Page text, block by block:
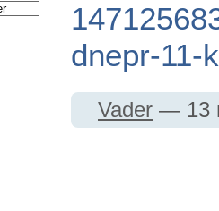
dnepr-11-
Vader — 13